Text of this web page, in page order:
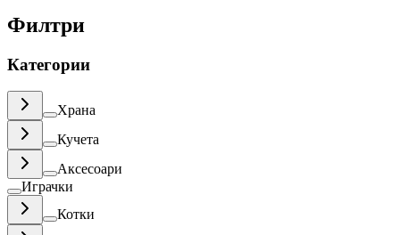
Филтри
Категории
Храна
Кучета
Аксесоари
Играчки
Котки